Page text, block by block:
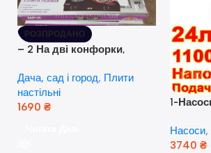
РОЗПРОДАНО
– 2 На дві конфорки,
розпалюванням.
Дача, сад і город, Плити
настільні
1690 ₴
1-
кВт) (
Насоси,
3740 ₴